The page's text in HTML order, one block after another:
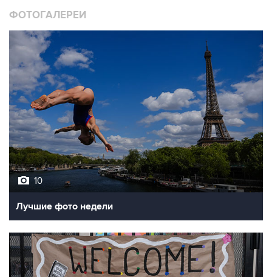
ФОТОГАЛЕРЕИ
10
Лучшие фото недели